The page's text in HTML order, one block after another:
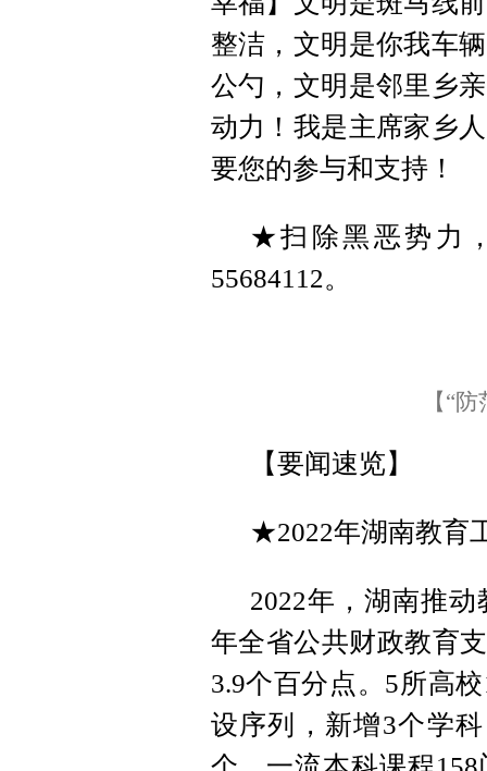
整洁，文明是你我车
公勺，文明是邻里乡
动力！我是主席家乡
要您的参与和支持！
★扫除黑恶势力
55684112。
【“
【要闻速览】
★2022年湖南教育
2022年，湖南推
年全省公共财政教育
3.9个百分点。5所高
设序列，新增3个学